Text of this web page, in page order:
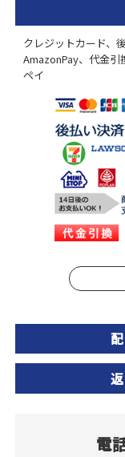
クレジットカード、
AmazonPay、代金引
ペイ
電